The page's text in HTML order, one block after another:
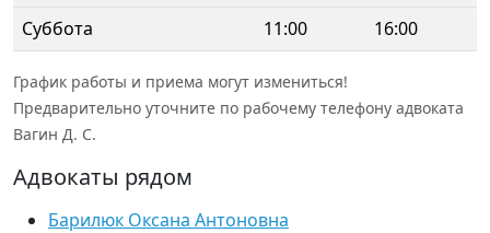
Суббота
11:00 16:00
График работы и приема могут измениться!
Предварительно уточните по рабочему телефону адвоката
Вагин Д. С.
Адвокаты рядом
Барилюк Оксана Антоновна